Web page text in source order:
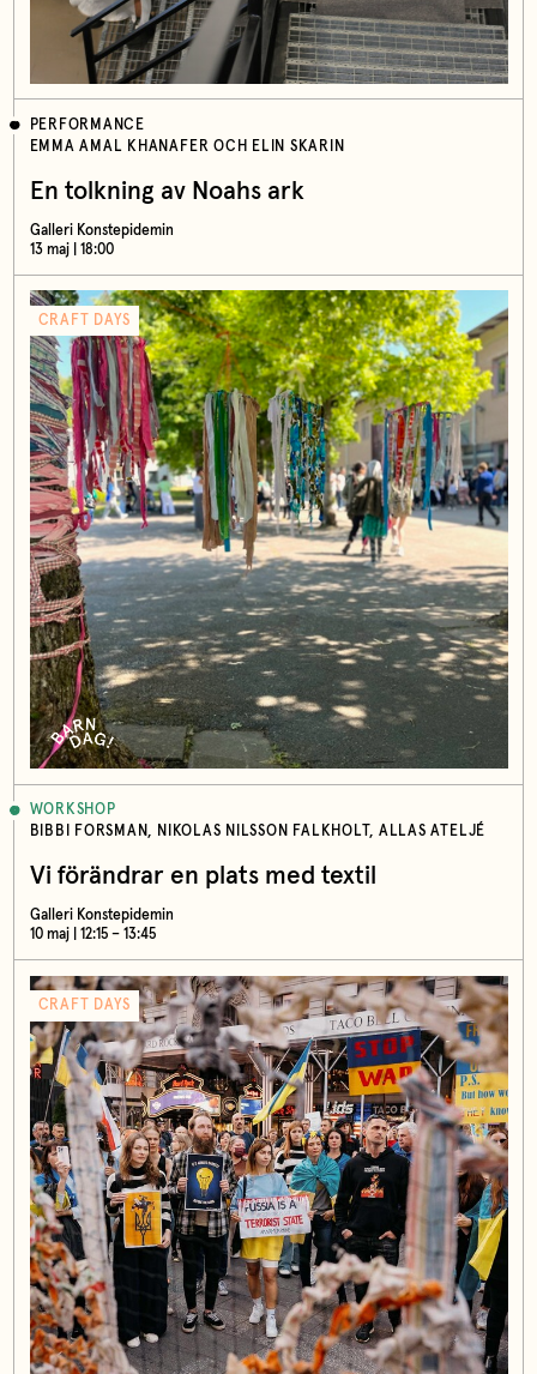
PERFORMANCE
EMMA AMAL KHANAFER OCH ELIN SKARIN
En tolkning av Noahs ark
Galleri Konstepidemin
13 maj | 18:00
CRAFT DAYS
WORKSHOP
BIBBI FORSMAN, NIKOLAS NILSSON FALKHOLT, ALLAS ATELJÉ
Vi förändrar en plats med textil
Galleri Konstepidemin
10 maj | 12:15 – 13:45
CRAFT DAYS